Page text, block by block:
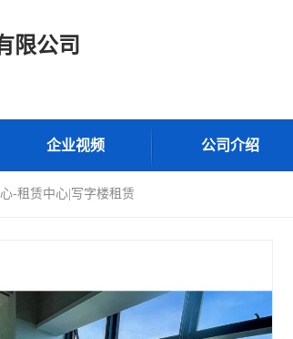
限公司
企业视频 公司介绍
-租赁中心|写字楼租赁